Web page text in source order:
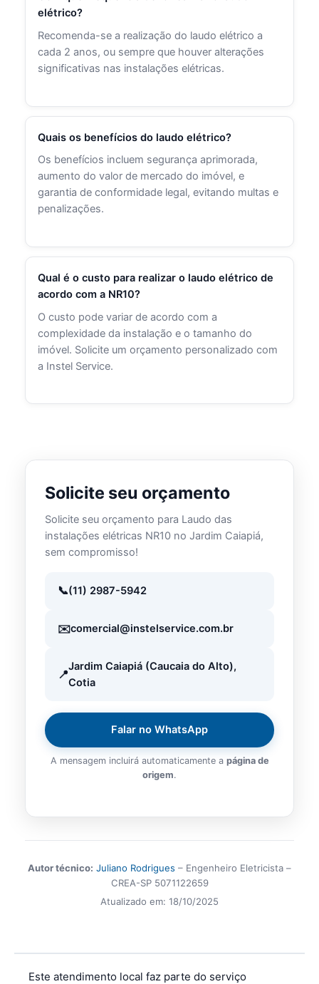
elétrico?
Recomenda-se a realização do laudo elétrico a
cada 2 anos, ou sempre que houver alterações
significativas nas instalações elétricas.
Quais os benefícios do laudo elétrico?
Os benefícios incluem segurança aprimorada,
aumento do valor de mercado do imóvel, e
garantia de conformidade legal, evitando multas e
penalizações.
Qual é o custo para realizar o laudo elétrico de
acordo com a NR10?
O custo pode variar de acordo com a
complexidade da instalação e o tamanho do
imóvel. Solicite um orçamento personalizado com
a Instel Service.
Solicite seu orçamento
Solicite seu orçamento para Laudo das
instalações elétricas NR10 no Jardim Caiapiá,
sem compromisso!
(11) 2987-5942
comercial@instelservice.com.br
Jardim Caiapiá (Caucaia do Alto),
Cotia
Falar no WhatsApp
A mensagem incluirá automaticamente a página de
origem.
Autor técnico: Juliano Rodrigues – Engenheiro Eletricista –
CREA-SP 5071122659
Atualizado em: 18/10/2025
Este atendimento local faz parte do serviço